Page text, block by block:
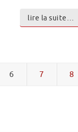
lire la suite…
6 7 8